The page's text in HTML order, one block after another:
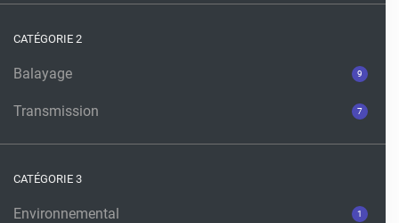
CATÉGORIE 2
Balayage 9
Transmission 7
CATÉGORIE 3
Environnemental 1